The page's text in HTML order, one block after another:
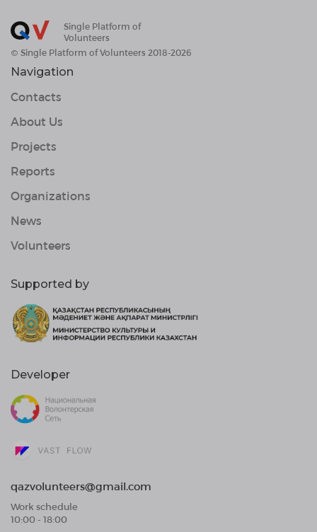
Single Platform of
Volunteers
© Single Platform of Volunteers 2018-2026
Navigation
Contacts
About Us
Projects
Reports
Organizations
News
Volunteers
Supported by
Developer
qazvolunteers@gmail.com
Work schedule
10:00 - 18:00